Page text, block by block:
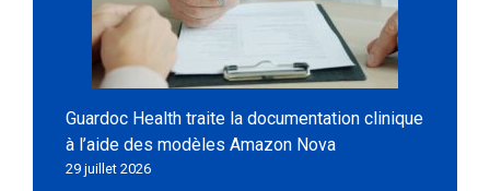
Guardoc Health traite la documentation clinique
à l’aide des modèles Amazon Nova
29 juillet 2026